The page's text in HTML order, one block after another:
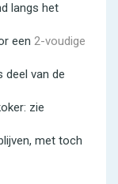
langs het
een 2-voudige
deel van de
zie
met toch